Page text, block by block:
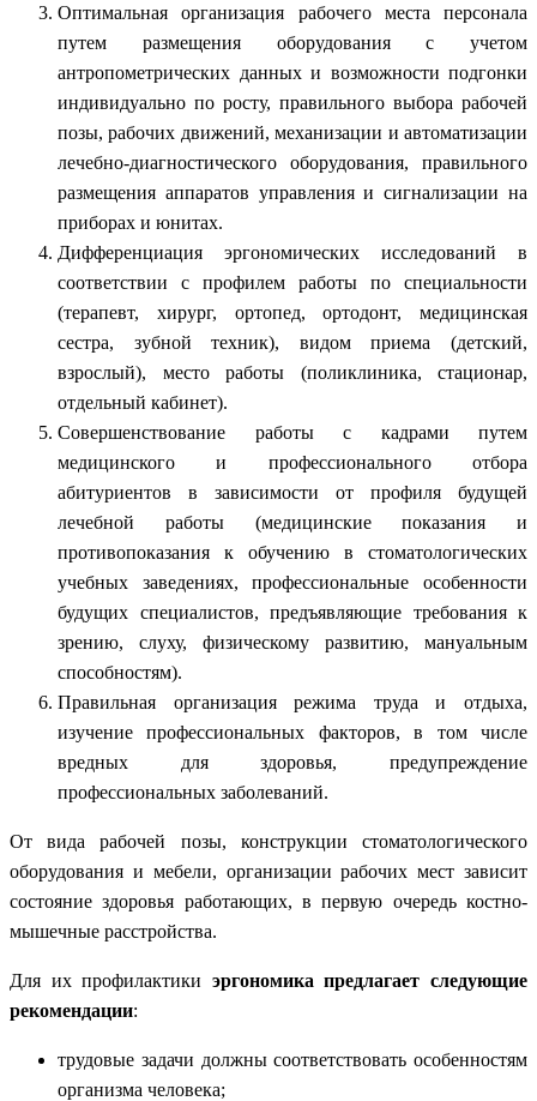
Оптимальная организация рабочего места персонала
путем размещения оборудования с учетом
антропометрических данных и возможности подгонки
индивидуально по росту, правильного выбора рабочей
позы, рабочих движений, механизации и автоматизации
лечебно-диагностического оборудования, правильного
размещения аппаратов управления и сигнализации на
приборах и юнитах.
Дифференциация эргономических исследований в
соответствии с профилем работы по специальности
(терапевт, хирург, ортопед, ортодонт, медицинская
сестра, зубной техник), видом приема (детский,
взрослый), место работы (поликлиника, стационар,
отдельный кабинет).
Совершенствование работы с кадрами путем
медицинского и профессионального отбора
абитуриентов в зависимости от профиля будущей
лечебной работы (медицинские показания и
противопоказания к обучению в стоматологических
учебных заведениях, профессиональные особенности
будущих специалистов, предъявляющие требования к
зрению, слуху, физическому развитию, мануальным
способностям).
Правильная организация режима труда и отдыха,
изучение профессиональных факторов, в том числе
вредных для здоровья, предупреждение
профессиональных заболеваний.
От вида рабочей позы, конструкции стоматологического
оборудования и мебели, организации рабочих мест зависит
состояние здоровья работающих, в первую очередь костно-
мышечные расстройства.
Для их профилактики эргономика предлагает следующие
рекомендации:
трудовые задачи должны соответствовать особенностям
организма человека;